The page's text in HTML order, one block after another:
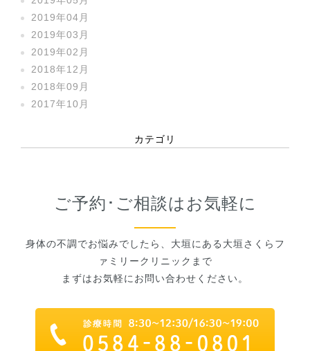
2019年04月
2019年03月
2019年02月
2018年12月
2018年09月
2017年10月
カテゴリ
ご予約･ご相談はお気軽に
身体の不調でお悩みでしたら、大垣にある大垣さくらフ
ァミリークリニックまで
まずはお気軽にお問い合わせください。